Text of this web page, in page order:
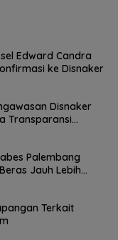
Edward Candra
ke Disnaker
Disnaker
Transparansi
Palembang
Jauh Lebih
Terkait